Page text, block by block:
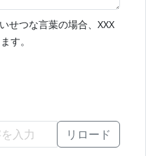
せつな言葉の場合、XXX
す。
リロード